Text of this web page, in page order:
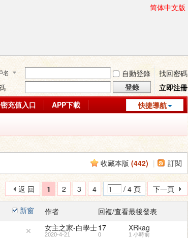
简体中文版
名 自動登錄
找回密碼
登錄
立即注冊
快捷導航
充值入口
APP下載
收藏本版 (442) | 訂閱
1 2 3 4 / 4 頁 下一頁
返 回
新窗 作者 回複/查看最後發表
女主之家-白學士
2020-4-21
17
0
XRkag
1 小時前